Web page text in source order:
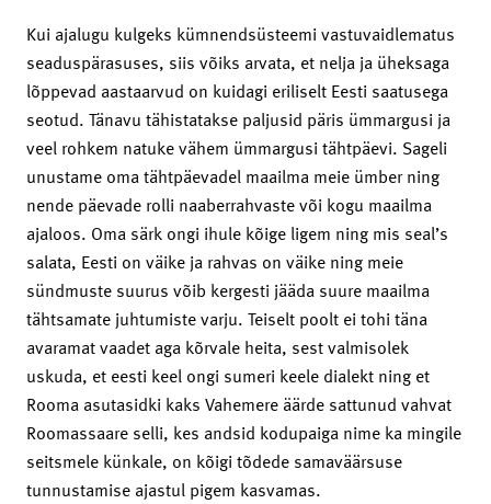
Kui ajalugu kulgeks kümnendsüsteemi vastuvaidlematus
seaduspärasuses, siis võiks arvata, et nelja ja üheksaga
lõppevad aastaarvud on kuidagi eriliselt Eesti saatusega
seotud. Tänavu tähistatakse paljusid päris ümmargusi ja
veel rohkem natuke vähem ümmargusi tähtpäevi. Sageli
unustame oma tähtpäevadel maailma meie ümber ning
nende päevade rolli naaberrahvaste või kogu maailma
ajaloos. Oma särk ongi ihule kõige ligem ning mis seal’s
salata, Eesti on väike ja rahvas on väike ning meie
sündmuste suurus võib kergesti jääda suure maailma
tähtsamate juhtumiste varju. Teiselt poolt ei tohi täna
avaramat vaadet aga kõrvale heita, sest valmisolek
uskuda, et eesti keel ongi sumeri keele dialekt ning et
Rooma asutasidki kaks Vahemere äärde sattunud vahvat
Roomassaare selli, kes andsid kodupaiga nime ka mingile
seitsmele künkale, on kõigi tõdede samaväärsuse
tunnustamise ajastul pigem kasvamas.